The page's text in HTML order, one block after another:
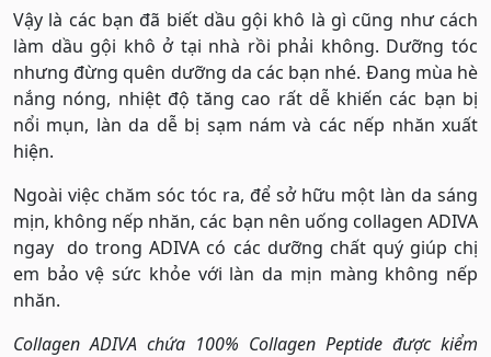
Vậy là các bạn đã biết dầu gội khô là gì cũng như cách
làm dầu gội khô ở tại nhà rồi phải không. Dưỡng tóc
nhưng đừng quên dưỡng da các bạn nhé. Đang mùa hè
nắng nóng, nhiệt độ tăng cao rất dễ khiến các bạn bị
nổi mụn, làn da dễ bị sạm nám và các nếp nhăn xuất
hiện.
Ngoài việc chăm sóc tóc ra, để sở hữu một làn da sáng
mịn, không nếp nhăn, các bạn nên uống collagen ADIVA
ngay do trong ADIVA có các dưỡng chất quý giúp chị
em bảo vệ sức khỏe với làn da mịn màng không nếp
nhăn.
Collagen ADIVA chứa 100% Collagen Peptide được kiểm